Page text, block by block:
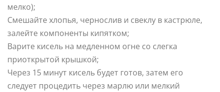
мелко);
Смешайте хлопья, чернослив и свеклу в кастрюле,
залейте компоненты кипятком;
Варите кисель на медленном огне со слегка
приоткрытой крышкой;
Через 15 минут кисель будет готов, затем его
следует процедить через марлю или мелкий